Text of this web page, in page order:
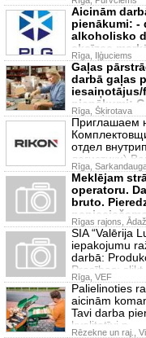
Aicinām
pienākumi: -
alkoholisko
akcīzes
Rīga, Iļģuciems
Gaļas
darbā gaļas
iesaiņotājus/
pienākumi:
Rīga, Šķirotava
Приглашаем
отдел
логистики)
Rīga,
Meklējam
operatoru.
bruto.
nepieciešamo
Rīgas rajons,
SIA “Valērija
iepakojumu
darbā:
Prasības: slikt
Rīga, VEF
Palielinoties
aicinām
Tavi darba
kvalitatīvi p
Rēzekne un raj.,